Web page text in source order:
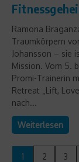
Ramona
Traumkörpern
Johansson – sie
Mission. Vom 5.
Promi-Trainerin
Retreat „Lift,
nach...
Weiterlesen
1 2 3